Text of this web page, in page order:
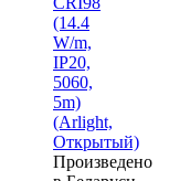
(14.4
W/m,
IP20,
5060,
5m)
(Arlight,
Открытый)
Произведено